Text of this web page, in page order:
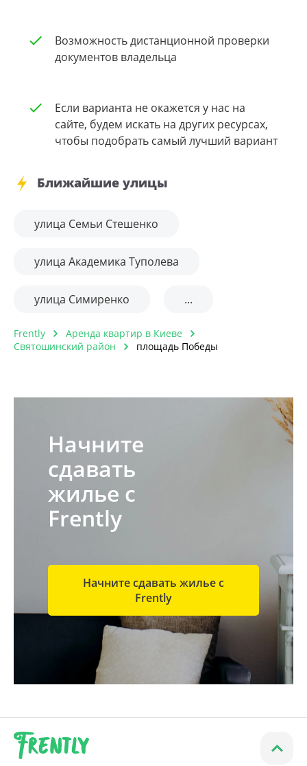
Возможность дистанционной проверки
документов владельца
Если варианта не окажется у нас на
сайте, будем искать на других ресурсах,
чтобы подобрать самый лучший вариант
Ближайшие улицы
улица Семьи Стешенко
улица Академика Туполева
улица Симиренко ...
Frently
Аренда квартир в Киеве
Святошинский район
площадь Победы
Начните
сдавать
жилье с
Frently
Начните сдавать жилье с
Frently